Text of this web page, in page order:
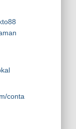
conta